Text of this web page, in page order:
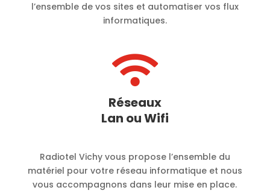
l’ensemble de vos sites et automatiser vos flux
informatiques.

Réseaux
Lan ou Wifi
Radiotel Vichy vous propose l’ensemble du
matériel pour votre réseau informatique et nous
vous accompagnons dans leur mise en place.